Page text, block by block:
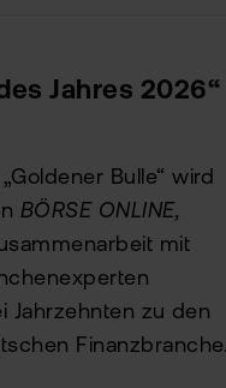
Jahres 2026“
Bulle“ wird
BÖRSE ONLINE,
mit
Jahrzehnten zu den